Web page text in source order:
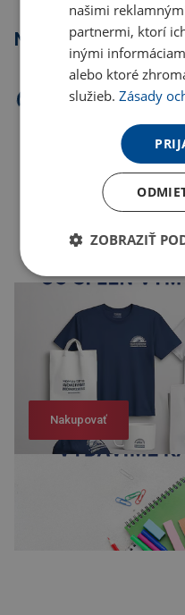
Najpredávanejšie
Nakupovať
našimi
partnermi, ktorí
inými
alebo ktoré
služieb.Zásady
ZOBRAZIŤ